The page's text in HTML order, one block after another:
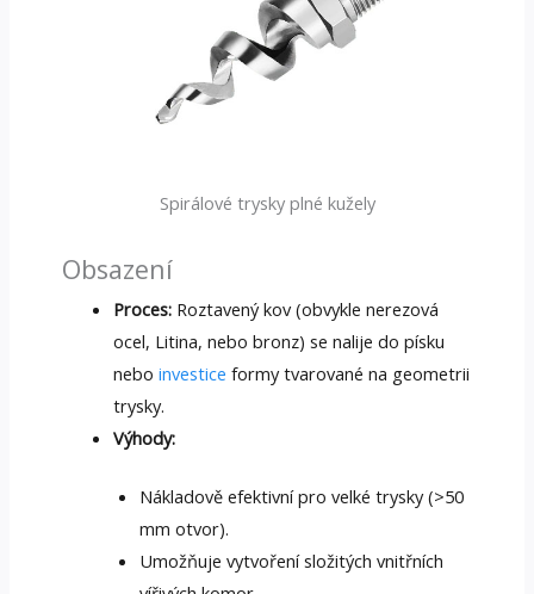
Spirálové trysky plné kužely
Obsazení
Proces: Roztavený kov (obvykle nerezová
ocel, Litina, nebo bronz) se nalije do písku
neboinvestice formy tvarované na geometrii
trysky.
Výhody:
Nákladově efektivní pro velké trysky (>50
mm otvor).
Umožňuje vytvoření složitých vnitřních